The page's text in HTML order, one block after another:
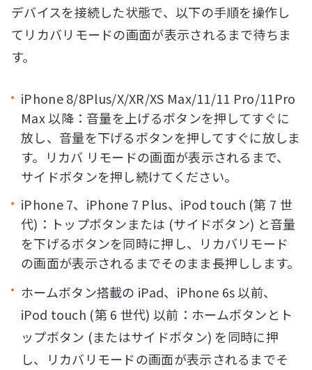
デバイスを接続した状態で、以下の手順を操作し
てリカバリモードの画面が表示されるまで待ちま
す。
iPhone 8/8Plus/X/XR/XS Max/11/11 Pro/11Pro
Max 以降：音量を上げるボタンを押してすぐに
放し、音量を下げるボタンを押してすぐに放しま
す。リカバ リモードの画面が表示されるまで、
サイドボタンを押し続けてください。
iPhone 7、iPhone 7 Plus、iPod touch (第 7 世
代)：トップボタンまたは (サイドボタン) と音量
を下げるボタンを同時に押し、リカバリモード
の画面が表示されるまでそのまま長押しします。
ホームボタン搭載の iPad、iPhone 6s 以前、
iPod touch (第 6 世代) 以前：ホームボタンとト
ップボタン (またはサイドボタン) を同時に押
し、リカバリモードの画面が表示されるまでそ